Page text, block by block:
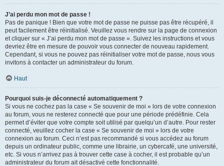
J’ai perdu mon mot de passe !
Pas de panique ! Bien que votre mot de passe ne puisse pas être récupéré, il
peut facilement être réinitialisé. Veuillez vous rendre sur la page de connexion
et cliquer sur « J’ai perdu mon mot de passe ». Suivez les instructions et vous
devriez être en mesure de pouvoir vous connecter de nouveau rapidement.
Cependant, si vous ne pouvez pas réinitialiser votre mot de passe, nous vous
invitons à contacter un administrateur du forum.
Haut
Pourquoi suis-je déconnecté automatiquement ?
Si vous ne cochez pas la case « Se souvenir de moi » lors de votre connexion
au forum, vous ne resterez connecté que pour une période prédéfinie. Cela
permet d’éviter que votre compte soit utilisé par quelqu’un d’autre. Pour rester
connecté, veuillez cocher la case « Se souvenir de moi » lors de votre
connexion au forum. Ceci n’est pas recommandé si vous accédez au forum
depuis un ordinateur public, comme une librairie, un cybercafé, une université,
etc. Si vous n’arrivez pas à trouver cette case à cocher, il est probable qu’un
administrateur du forum ait désactivé cette fonctionnalité.